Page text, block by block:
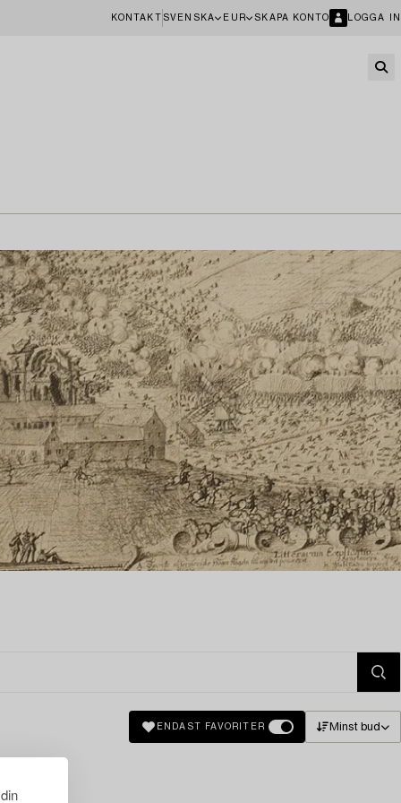
KONTAKT SVENSKA EUR SKAPA KONTO LOGGA IN
ENDAST FAVORITER Minst bud